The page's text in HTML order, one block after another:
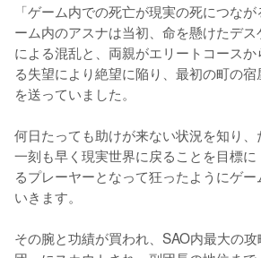
「ゲーム内での死亡が現実の死につな
ーム内のアスナは当初、命を懸けたデ
による混乱と、両親がエリートコース
る失望により絶望に陥り、最初の町の
を送っていました。
何日たっても助けが来ない状況を知り、
一刻も早く現実世界に戻ることを目標
るプレーヤーとなって狂ったようにゲ
いきます。
その腕と功績が買われ、SAO内最大の